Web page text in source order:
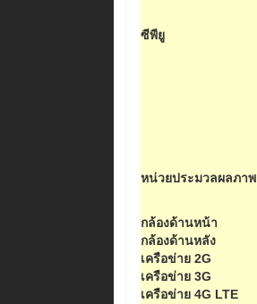
ซีพียู
หน่วยประมวลผลภาพ
กล้องด้านหน้า
กล้องด้านหลัง
เครือข่าย 2G
เครือข่าย 3G
เครือข่าย 4G LTE